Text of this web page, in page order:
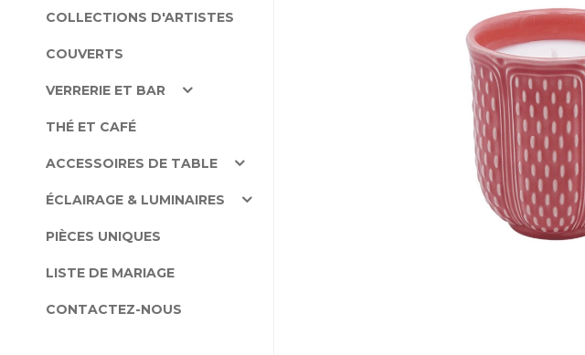
COLLECTIONS D'ARTISTES
COUVERTS
VERRERIE ET BAR
THÉ ET CAFÉ
ACCESSOIRES DE TABLE
ÉCLAIRAGE & LUMINAIRES
PIÈCES UNIQUES
LISTE DE MARIAGE
CONTACTEZ-NOUS